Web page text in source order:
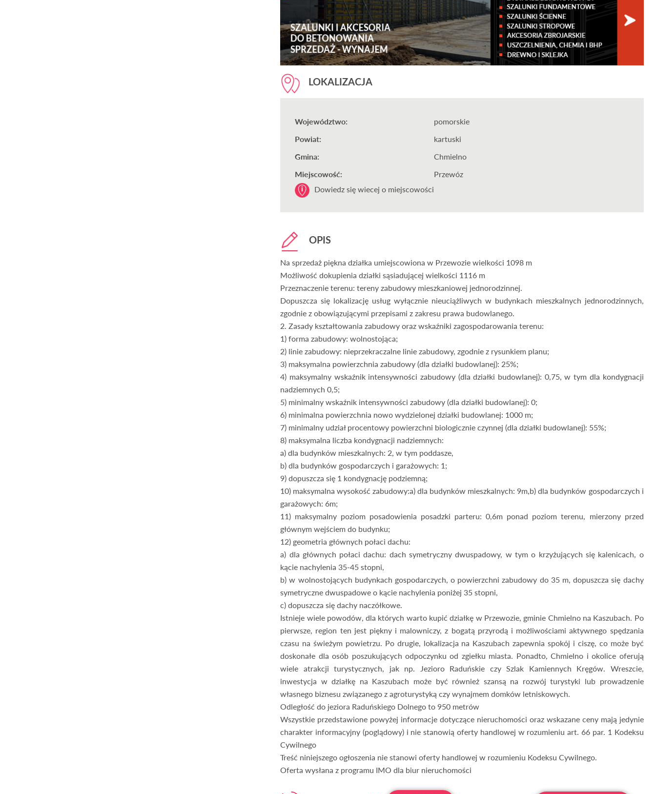
LOKALIZACJA
Województwo:
pomorskie
Powiat:
kartuski
Gmina:
Chmielno
Miejscowość:
Przewóz
Dowiedz się wiecej o miejscowości
OPIS
Na sprzedaż piękna działka umiejscowiona w Przewozie wielkości 1098 m
Możliwość dokupienia działki sąsiadującej wielkości 1116 m
Przeznaczenie terenu: tereny zabudowy mieszkaniowej jednorodzinnej.
Dopuszcza się lokalizację usług wyłącznie nieuciążliwych w budynkach mieszkalnych jednorodzinnych,
zgodnie z obowiązującymi przepisami z zakresu prawa budowlanego.
2. Zasady kształtowania zabudowy oraz wskaźniki zagospodarowania terenu:
1) forma zabudowy: wolnostojąca;
2) linie zabudowy: nieprzekraczalne linie zabudowy, zgodnie z rysunkiem planu;
3) maksymalna powierzchnia zabudowy (dla działki budowlanej): 25%;
4) maksymalny wskaźnik intensywności zabudowy (dla działki budowlanej): 0,75, w tym dla kondygnacji
nadziemnych 0,5;
5) minimalny wskaźnik intensywności zabudowy (dla działki budowlanej): 0;
6) minimalna powierzchnia nowo wydzielonej działki budowlanej: 1000 m;
7) minimalny udział procentowy powierzchni biologicznie czynnej (dla działki budowlanej): 55%;
8) maksymalna liczba kondygnacji nadziemnych:
a) dla budynków mieszkalnych: 2, w tym poddasze,
b) dla budynków gospodarczych i garażowych: 1;
9) dopuszcza się 1 kondygnację podziemną;
10) maksymalna wysokość zabudowy:a) dla budynków mieszkalnych: 9m,b) dla budynków gospodarczych i
garażowych: 6m;
11) maksymalny poziom posadowienia posadzki parteru: 0,6m ponad poziom terenu, mierzony przed
głównym wejściem do budynku;
12) geometria głównych połaci dachu:
a) dla głównych połaci dachu: dach symetryczny dwuspadowy, w tym o krzyżujących się kalenicach, o
kącie nachylenia 35-45 stopni,
b) w wolnostojących budynkach gospodarczych, o powierzchni zabudowy do 35 m, dopuszcza się dachy
symetryczne dwuspadowe o kącie nachylenia poniżej 35 stopni,
c) dopuszcza się dachy naczółkowe.
Istnieje wiele powodów, dla których warto kupić działkę w Przewozie, gminie Chmielno na Kaszubach. Po
pierwsze, region ten jest piękny i malowniczy, z bogatą przyrodą i możliwościami aktywnego spędzania
czasu na świeżym powietrzu. Po drugie, lokalizacja na Kaszubach zapewnia spokój i ciszę, co może być
doskonałe dla osób poszukujących odpoczynku od zgiełku miasta. Ponadto, Chmielno i okolice oferują
wiele atrakcji turystycznych, jak np. Jezioro Raduńskie czy Szlak Kamiennych Kręgów. Wreszcie,
inwestycja w działkę na Kaszubach może być również szansą na rozwój turystyki lub prowadzenie
własnego biznesu związanego z agroturystyką czy wynajmem domków letniskowych.
Odległość do jeziora Raduńskiego Dolnego to 950 metrów
Wszystkie przedstawione powyżej informacje dotyczące nieruchomości oraz wskazane ceny mają jedynie
charakter informacyjny (poglądowy) i nie stanowią oferty handlowej w rozumieniu art. 66 par. 1 Kodeksu
Cywilnego
Treść niniejszego ogłoszenia nie stanowi oferty handlowej w rozumieniu Kodeksu Cywilnego.
Oferta wysłana z programu IMO dla biur nieruchomości